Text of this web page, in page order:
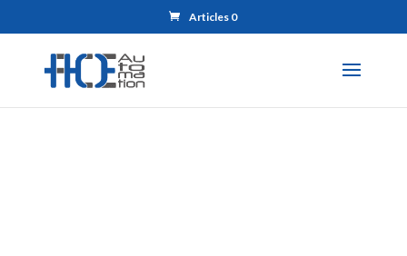
Articles 0